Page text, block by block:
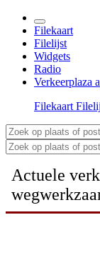
Filekaart
Filelijst
Widgets
Radio
Verkeerplaza
Filekaart
Actuele